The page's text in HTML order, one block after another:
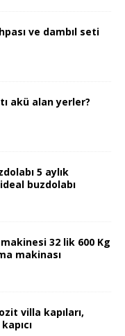
ve dambıl seti
akü alan yerler?
5 aylık
buzdolabı
32 lik 600 Kg
makinası
villa kapıları,